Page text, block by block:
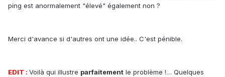
ping est anormalement "élevé" également non ?
Merci d'avance si d'autres ont une idée.. C'est pénible.
EDIT : Voilà qui illustre parfaitement le problème !… Quelques